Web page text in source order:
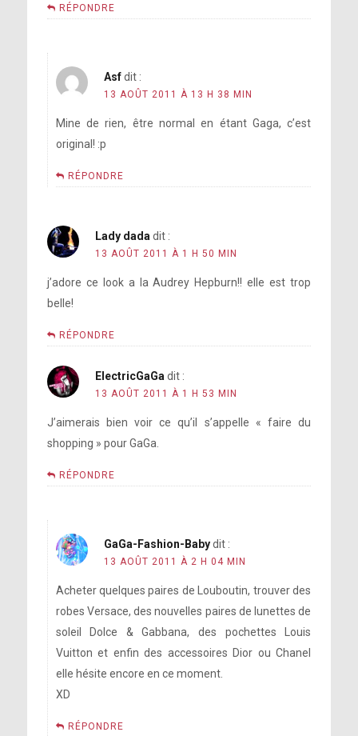
RÉPONDRE
Asf dit :
13 AOÛT 2011 À 13 H 38 MIN
Mine de rien, être normal en étant Gaga, c’est
original! :p
RÉPONDRE
Lady dada dit :
13 AOÛT 2011 À 1 H 50 MIN
j’adore ce look a la Audrey Hepburn!! elle est trop
belle!
RÉPONDRE
ElectricGaGa dit :
13 AOÛT 2011 À 1 H 53 MIN
J’aimerais bien voir ce qu’il s’appelle « faire du
shopping » pour GaGa.
RÉPONDRE
GaGa-Fashion-Baby dit :
13 AOÛT 2011 À 2 H 04 MIN
Acheter quelques paires de Louboutin, trouver des
robes Versace, des nouvelles paires de lunettes de
soleil Dolce & Gabbana, des pochettes Louis
Vuitton et enfin des accessoires Dior ou Chanel
elle hésite encore en ce moment.
XD
RÉPONDRE